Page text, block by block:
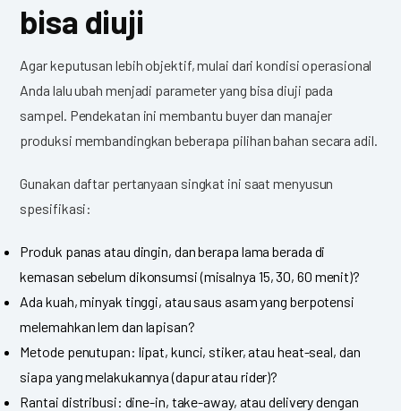
bisa diuji
Agar keputusan lebih objektif, mulai dari kondisi operasional
Anda lalu ubah menjadi parameter yang bisa diuji pada
sampel. Pendekatan ini membantu buyer dan manajer
produksi membandingkan beberapa pilihan bahan secara adil.
Gunakan daftar pertanyaan singkat ini saat menyusun
spesifikasi:
Produk panas atau dingin, dan berapa lama berada di
kemasan sebelum dikonsumsi (misalnya 15, 30, 60 menit)?
Ada kuah, minyak tinggi, atau saus asam yang berpotensi
melemahkan lem dan lapisan?
Metode penutupan: lipat, kunci, stiker, atau heat-seal, dan
siapa yang melakukannya (dapur atau rider)?
Rantai distribusi: dine-in, take-away, atau delivery dengan